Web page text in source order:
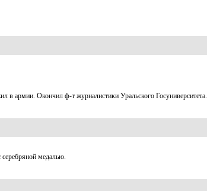
в армии. Окончил ф-т журналистики Уральского Госуниверситета.
медалью.